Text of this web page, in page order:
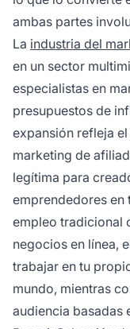
ambas partes
La industria del
en un sector
especialistas en
presupuestos de
expansión refleja
marketing de
legítima para
emprendedores en
empleo tradicional
negocios en línea,
trabajar en tu
mundo, mientras
audiencia basadas